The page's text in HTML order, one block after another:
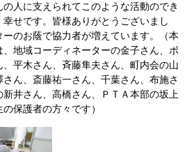
人に支えられてこのような活動のでき
せです。皆様ありがとうございまし
のお蔭で協力者が増えています。（本
地域コーディネーターの金子さん、ボ
平木さん、斉藤隼夫さん、町内会の山
ん、斎藤祐一さん、千葉さん、布施さ
井さん、高橋さん、ＰＴＡ本部の坂上
保護者の方々です）